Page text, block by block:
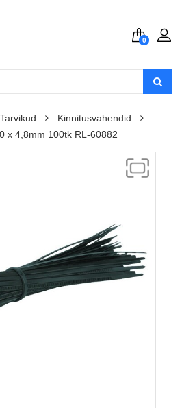
0
Tarvikud
Kinnitusvahendid
x 4,8mm 100tk RL-60882